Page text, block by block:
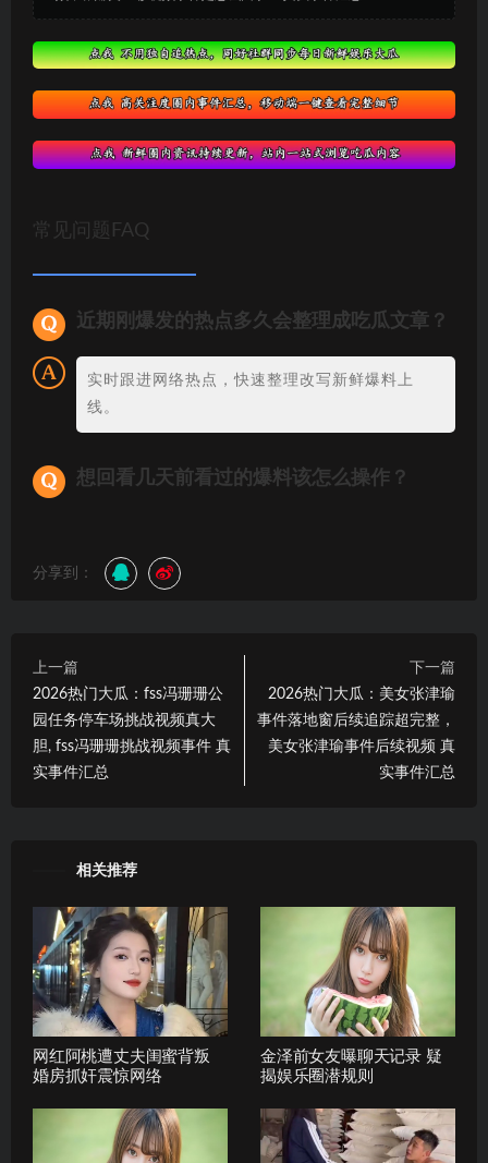
常见问题FAQ
近期刚爆发的热点多久会整理成吃瓜文章？
实时跟进网络热点，快速整理改写新鲜爆料上
线。
想回看几天前看过的爆料该怎么操作？
分享到：
上一篇
2026热门大瓜：fss冯珊珊公
园任务停车场挑战视频真大
胆, fss冯珊珊挑战视频事件 真
实事件汇总
下一篇
2026热门大瓜：美女张津瑜
事件落地窗后续追踪超完整，
美女张津瑜事件后续视频 真
实事件汇总
相关推荐
网红阿桃遭丈夫闺蜜背叛
婚房抓奸震惊网络
金泽前女友曝聊天记录 疑
揭娱乐圈潜规则